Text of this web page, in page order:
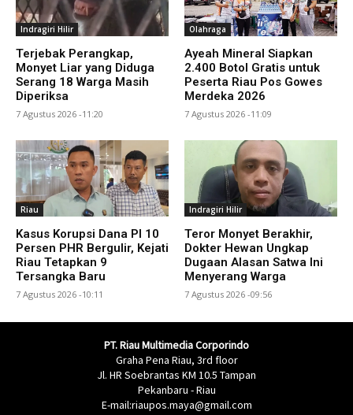
Indragiri Hilir
Terjebak Perangkap,
Monyet Liar yang Diduga
Serang 18 Warga Masih
Diperiksa
7 Agustus 2026 -11:20
Olahraga
Ayeah Mineral Siapkan
2.400 Botol Gratis untuk
Peserta Riau Pos Gowes
Merdeka 2026
7 Agustus 2026 -11:09
Riau
Kasus Korupsi Dana PI 10
Persen PHR Bergulir, Kejati
Riau Tetapkan 9
Tersangka Baru
7 Agustus 2026 -10:11
Indragiri Hilir
Teror Monyet Berakhir,
Dokter Hewan Ungkap
Dugaan Alasan Satwa Ini
Menyerang Warga
7 Agustus 2026 -09:56
PT. Riau Multimedia Corporindo
Graha Pena Riau, 3rd floor
Jl. HR Soebrantas KM 10.5 Tampan
Pekanbaru - Riau
E-mail:riaupos.maya@gmail.com